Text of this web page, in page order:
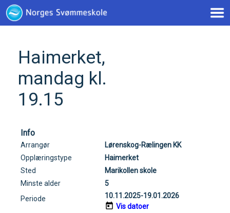
Haimerket,
mandag kl.
19.15
Info
Arrangør
Lørenskog-Rælingen KK
Opplæringstype
Haimerket
Sted
Marikollen skole
Minste alder
5
Periode
10.11.2025-19.01.2026
Vis datoer